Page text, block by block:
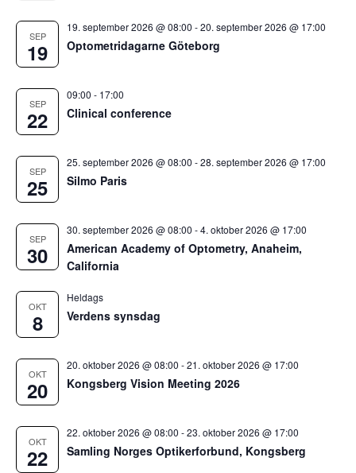
SEP
19
19. september 2026 @ 08:00 -20. september 2026 @ 17:00
Optometridagarne Göteborg
SEP
22
09:00 - 17:00
Clinical conference
SEP
25
25. september 2026 @ 08:00 -28. september 2026 @ 17:00
Silmo Paris
SEP
30
30. september 2026 @ 08:00 -4. oktober 2026 @ 17:00
American Academy of Optometry, Anaheim,
California
OKT
8
Heldags
Verdens synsdag
OKT
20
20. oktober 2026 @ 08:00 -21. oktober 2026 @ 17:00
Kongsberg Vision Meeting 2026
OKT
22
22. oktober 2026 @ 08:00 -23. oktober 2026 @ 17:00
Samling Norges Optikerforbund, Kongsberg